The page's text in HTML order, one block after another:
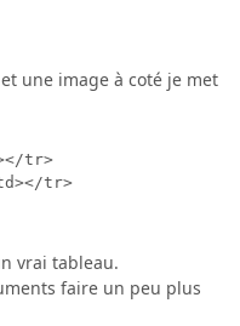
une image à coté je met
tr>
tr>
vrai tableau.
faire un peu plus